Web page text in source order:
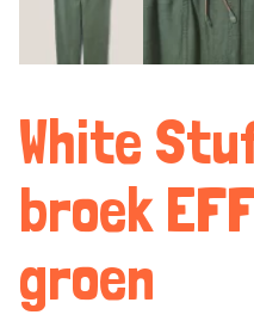
White
broek
groen